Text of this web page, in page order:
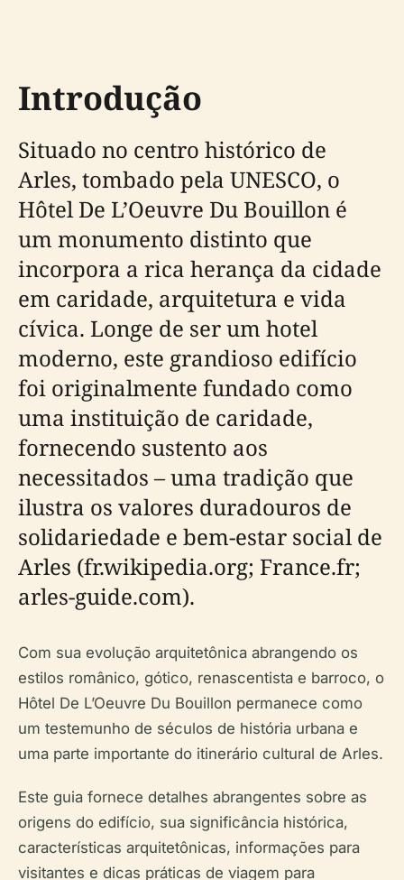
Introdução
Situado no centro histórico de
Arles, tombado pela UNESCO, o
Hôtel De L’Oeuvre Du Bouillon é
um monumento distinto que
incorpora a rica herança da cidade
em caridade, arquitetura e vida
cívica. Longe de ser um hotel
moderno, este grandioso edifício
foi originalmente fundado como
uma instituição de caridade,
fornecendo sustento aos
necessitados – uma tradição que
ilustra os valores duradouros de
solidariedade e bem-estar social de
Arles (fr.wikipedia.org; France.fr;
arles-guide.com).
Com sua evolução arquitetônica abrangendo os
estilos românico, gótico, renascentista e barroco, o
Hôtel De L’Oeuvre Du Bouillon permanece como
um testemunho de séculos de história urbana e
uma parte importante do itinerário cultural de Arles.
Este guia fornece detalhes abrangentes sobre as
origens do edifício, sua significância histórica,
características arquitetônicas, informações para
visitantes e dicas práticas de viagem para